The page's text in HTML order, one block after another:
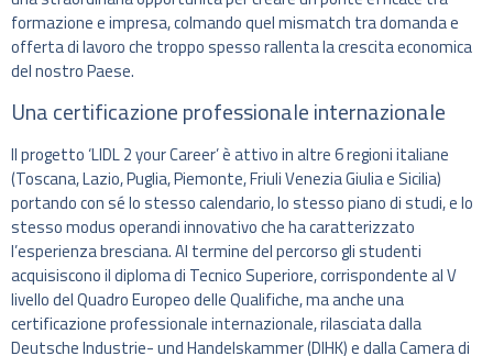
formazione e impresa, colmando quel mismatch tra domanda e
offerta di lavoro che troppo spesso rallenta la crescita economica
del nostro Paese.
Una certificazione professionale internazionale
Il progetto ‘LIDL 2 your Career’ è attivo in altre 6 regioni italiane
(Toscana, Lazio, Puglia, Piemonte, Friuli Venezia Giulia e Sicilia)
portando con sé lo stesso calendario, lo stesso piano di studi, e lo
stesso modus operandi innovativo che ha caratterizzato
l’esperienza bresciana. Al termine del percorso gli studenti
acquisiscono il diploma di Tecnico Superiore, corrispondente al V
livello del Quadro Europeo delle Qualifiche, ma anche una
certificazione professionale internazionale, rilasciata dalla
Deutsche Industrie- und Handelskammer (DIHK) e dalla Camera di